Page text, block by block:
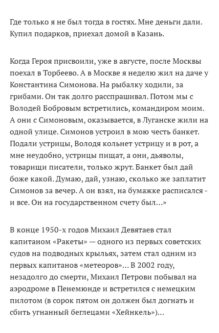
Где только я не был тогда в гостях. Мне деньги дали.
Купил подарков, приехал домой в Казань.
Когда Героя присвоили, уже в августе, после Москвы
поехал в Торбеево. А в Москве я неделю жил на даче у
Константина Симонова. На рыбалку ходили, за
грибами. Он так долго расспрашивал. Потом мы с
Володей Бобровым встретились, командиром моим.
А они с Симоновым, оказывается, в Луганске жили на
одной улице. Симонов устроил в мою честь банкет.
Подали устрицы, Володя кольнет устрицу и в рот, а
мне неудобно, устрицы пищат, а они, дьяволы,
товарищи писатели, только жрут. Банкет был дай
боже какой. Думаю, дай, узнаю, сколько же заплатит
Симонов за вечер. А он взял, на бумажке расписался -
и все. Он на государственном счету был…»
В конце 1950-х годов Михаил Девятаев стал
капитаном «Ракеты» — одного из первых советских
судов на подводных крыльях, затем стал одним из
первых капитанов «метеоров»… В 2002 году,
незадолго до смерти, Михаил Петрови побывал на
аэродроме в Пенемюнде и встретился с немецким
пилотом (в сорок пятом он должен был догнать и
сбить угнанный беглецами «Хейнкель»)…